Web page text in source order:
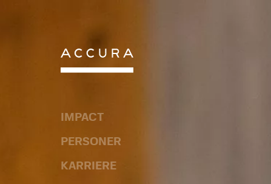
IMPACT
PERSONER
KARRIERE
IMPACT
PERSONER
KARRIERE